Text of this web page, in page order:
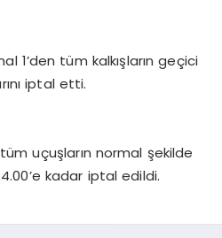
1’den tüm kalkışların geçici
iptal etti.
uçuşların normal şekilde
kadar iptal edildi.